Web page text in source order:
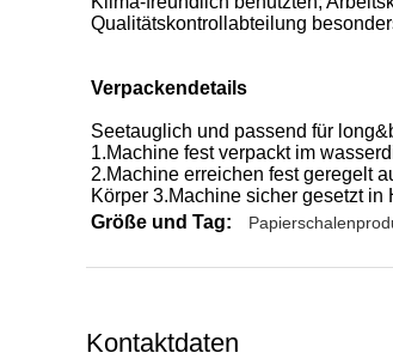
Qualitätskontrollabteilung
Verpackendetails
Seetauglich und passend für
1.Machine fest verpackt im
2.Machine erreichen fest geregelt
Körper 3.Machine sicher gesetzt in
Größe und Tag:
Kontaktdaten